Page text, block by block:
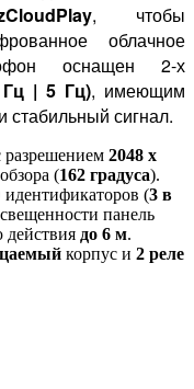
, чтобы
облачное
оснащен 2-х
Гц | 5 Гц), имеющим
стабильный сигнал.
разрешением 2048 х
(162 градуса).
идентификаторов (3 в
панель
действия до 6 м.
корпус и 2 реле